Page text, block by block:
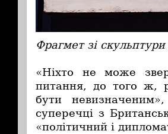
Фрагмет зі
«Ніхто не може
питання, до того ж,
бути
суперечці з
«політичний і